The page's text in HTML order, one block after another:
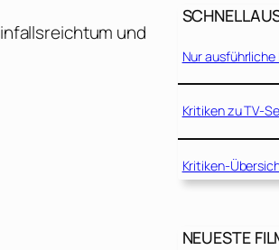
und
Nur ausführliche
Kritiken zu TV-
Kritiken-
NEUESTE